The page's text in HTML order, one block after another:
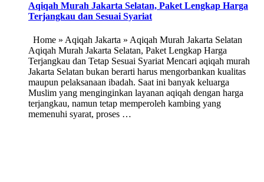
Aqiqah Murah Jakarta Selatan, Paket Lengkap Harga
Terjangkau dan Sesuai Syariat
Home » Aqiqah Jakarta » Aqiqah Murah Jakarta Selatan
Aqiqah Murah Jakarta Selatan, Paket Lengkap Harga
Terjangkau dan Tetap Sesuai Syariat Mencari aqiqah murah
Jakarta Selatan bukan berarti harus mengorbankan kualitas
maupun pelaksanaan ibadah. Saat ini banyak keluarga
Muslim yang menginginkan layanan aqiqah dengan harga
terjangkau, namun tetap memperoleh kambing yang
memenuhi syarat, proses …